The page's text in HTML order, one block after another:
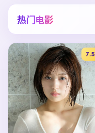
热门电影
7.5